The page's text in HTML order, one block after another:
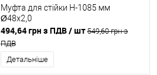
Муфта для стійки H-1085 мм
Ø48x2,0
494,64 грн з ПДВ/ шт 549,60 грн з
ПДВ
Детальніше